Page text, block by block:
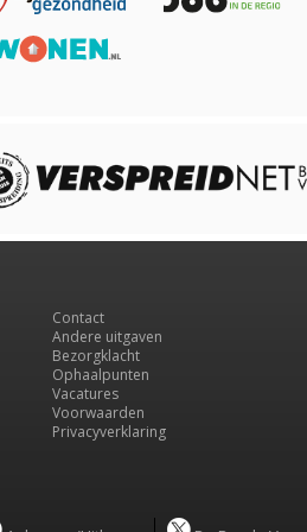
Contact
Andere uitgaven
Bezorgklacht
Ophaalpunten
Vacatures
Voorwaarden
Privacyverklaring